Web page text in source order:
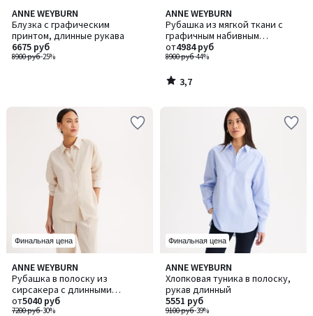
ANNE WEYBURN
Блузка с графическим
принтом, длинные рукава
8900 руб-25%
6675 руб
ANNE WEYBURN
Рубашка из мягкой ткани с
графичным набивным
рисунком, рукав длинный
8900 руб-44%
от4984 руб
3,7
/ 5
3,7
/
Финальная цена
ANNE WEYBURN
Рубашка в полоску из
сирсакера с длинными
рукавами
7200 руб-30%
от5040 руб
2,5
/ 5
Финальная цена
ANNE WEYBURN
Хлопковая туника в полоску,
рукав длинный
9100 руб-39%
5551 руб